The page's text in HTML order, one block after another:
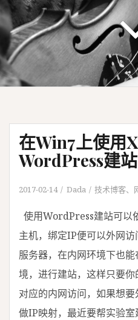
在Win7上使用
WordPress建站
2017-02-14 Dada 技术博客、
使用WordPress建站可以
主机，绑定IP便可以外网
服务器，在内网环境下也
境，进行建站，这样只要
对应的内网访问，如果想
做IP映射，最近要帮实验